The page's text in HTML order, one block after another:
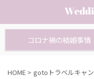
コロナ禍の結婚事情
HOME > gotoトラベルキャ